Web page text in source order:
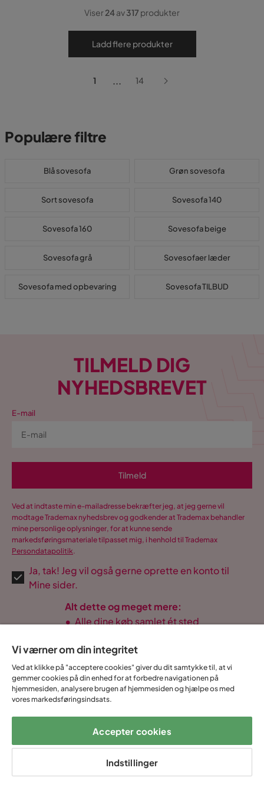
Viser24av317 produkter
Ladd flere produkter
1 ... 14
Populære filtre
Blå sovesofa Grøn sovesofa
Sort sovesofa Sovesofa 140
Sovesofa 160 Sovesofa beige
Sovesofa grå Sovesofaer læder
Sovesofa med opbevaring Sovesofa TILBUD
TILMELD DIG
NYHEDSBREVET
E-mail
Tilmeld
Ved at indtaste min e-mailadresse bekræfter jeg, at jeg gerne vil
modtage Trademax nyhedsbrev og godkender at Trademax behandler
mine personlige oplysninger, for at kunne sende
markedsføringsmateriale tilpasset mig, i henhold til Trademax
Persondatapolitik.
Ja, tak! Jeg vil også gerne oprette en konto til
Mine sider.
Alt dette og meget mere:
• Alle dine køb samlet ét sted
•Gratis og fuldt digitalt
Prismatch
Vi værner om din integritet
Ved at klikke på "acceptere cookies" giver du dit samtykke til, at vi
gemmer cookies på din enhed for at forbedre navigationen på
hjemmesiden, analysere brugen af hjemmesiden og hjælpe os med
vores markedsføringsindsats.
Accepter cookies
Indstillinger